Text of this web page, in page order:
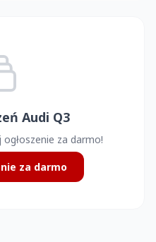
Audi Q3
za darmo!
za darmo